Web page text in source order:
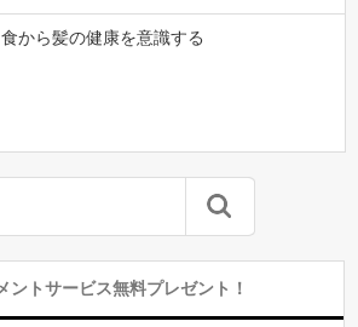
食から髪の健康を意識する
ントサービス無料プレゼント！